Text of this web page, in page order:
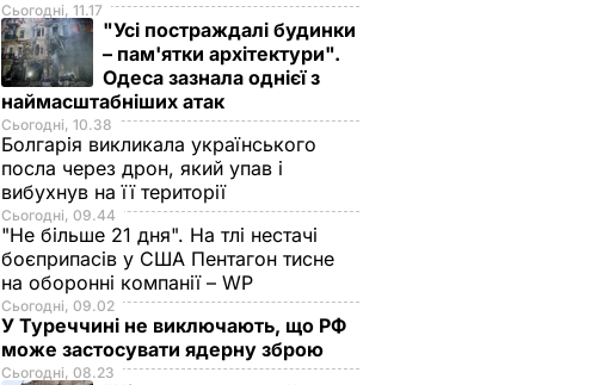
Сьогодні, 11.17
"Усі постраждалі будинки
– пам'ятки архітектури".
Одеса зазнала однієї з
наймасштабніших атак
Сьогодні, 10.38
Болгарія викликала українського
посла через дрон, який упав і
вибухнув на її території
Сьогодні, 09.44
"Не більше 21 дня". На тлі нестачі
боєприпасів у США Пентагон тисне
на оборонні компанії – WP
Сьогодні, 09.02
У Туреччині не виключають, що РФ
може застосувати ядерну зброю
Сьогодні, 08.23